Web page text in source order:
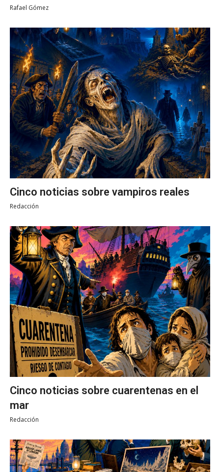
Rafael Gómez
Cinco noticias sobre vampiros reales
Redacción
Cinco noticias sobre cuarentenas en el
mar
Redacción